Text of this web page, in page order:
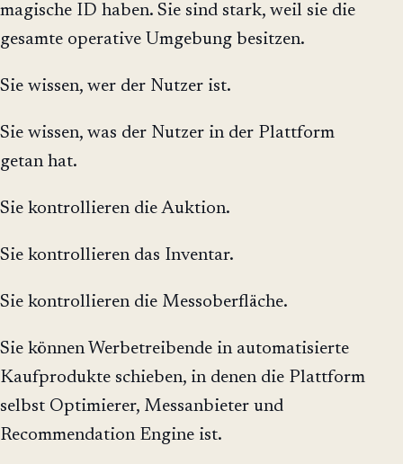
magische ID haben. Sie sind stark, weil sie die
gesamte operative Umgebung besitzen.
Sie wissen, wer der Nutzer ist.
Sie wissen, was der Nutzer in der Plattform
getan hat.
Sie kontrollieren die Auktion.
Sie kontrollieren das Inventar.
Sie kontrollieren die Messoberfläche.
Sie können Werbetreibende in automatisierte
Kaufprodukte schieben, in denen die Plattform
selbst Optimierer, Messanbieter und
Recommendation Engine ist.